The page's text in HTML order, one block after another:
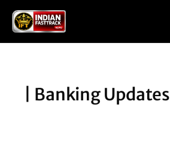
content
| Banking Updates